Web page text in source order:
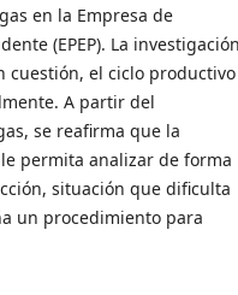
en la Empresa de
(EPEP). La investigación
cuestión, el ciclo productivo
A partir del
se reafirma que la
permita analizar de forma
situación que dificulta
un procedimiento para